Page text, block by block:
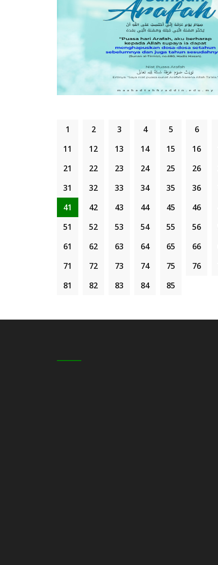
1 2 3 4 5 6
11
12 13 14 15 16
21
22 23 24 25 26
31
32 33 34 35 36
41
42 43 44 45 46
51
52 53 54 55 56
61
62 63 64 65 66
71
72 73 74 75 76
81
82 83 84 85